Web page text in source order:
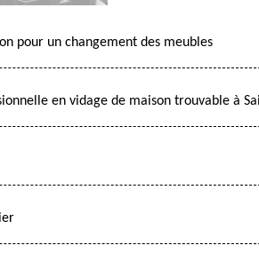
pour un changement des meubles
en vidage de maison trouvable à